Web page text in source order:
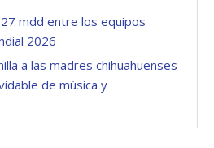
mdd entre los equipos
2026
a las madres chihuahuenses
de música y